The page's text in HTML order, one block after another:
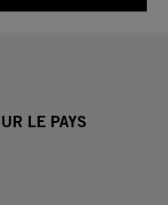
LE PAYS